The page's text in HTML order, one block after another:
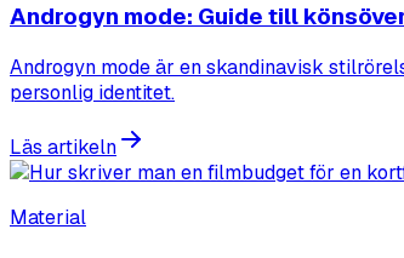
Androgyn mode: Guide till
Androgyn mode är en skandinavisk
personlig identitet.
Läs artikeln
Material